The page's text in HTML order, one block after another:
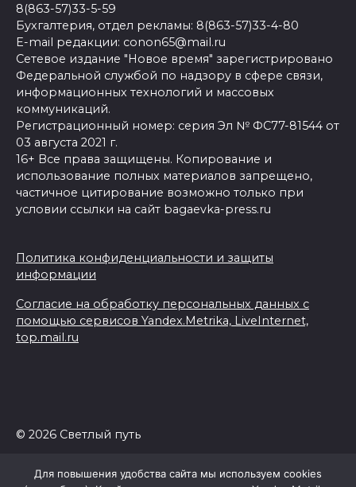
8(863-57)33-5-59
Бухгалтерия, отдел рекламы: 8(863-57)33-4-80
E-mail редакции: conon65@mail.ru
Сетевое издание "Новое время" зарегистрировано
Федеральной службой по надзору в сфере связи,
информационных технологий и массовых
коммуникаций.
Регистрационный номер: серия Эл № ФС77-81544 от
03 августа 2021 г.
16+ Все права защищены. Копирование и
использование полных материалов запрещено,
частичное цитирование возможно только при
условии ссылки на сайт bagaevka-press.ru
Политика конфиденциальности и защиты
информации
Согласие на обработку персональных данных с
помощью сервисов Yandex.Metrika, LiveInternet,
top.mail.ru
© 2026 Светлый путь
Для повышения удобства сайта мы используем cookies